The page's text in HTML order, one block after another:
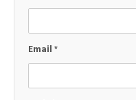
Email*